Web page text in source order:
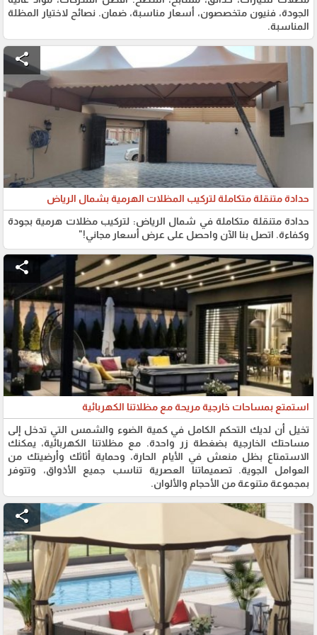
الجودة، فنيون متخصصون، أسعار مناسبة، ضمان. نصائح لاختيار المظلة
المناسبة.
share
حدادة متنقلة متكاملة لتركيب المظلات الهرمية بشمال الرياض
حدادة متنقلة متكاملة في شمال الرياض: لتركيب مظلات هرمية بجودة
وكفاءة. اتصل بنا الآن واحصل على عرض أسعار مجاني!"
share
استمتع بمساحات خارجية مريحة مع مظلاتنا الكهربائية
تخيل أن لديك التحكم الكامل في كمية الضوء والشمس التي تدخل إلى
مساحتك الخارجية بضغطة زر واحدة. مع مظلاتنا الكهربائية، يمكنك
الاستمتاع بظل منعش في الأيام الحارة، وحماية أثاثك وأرضيتك من
العوامل الجوية. تصميماتنا العصرية تناسب جميع الأذواق، وتتوفر
بمجموعة متنوعة من الأحجام والألوان.
share